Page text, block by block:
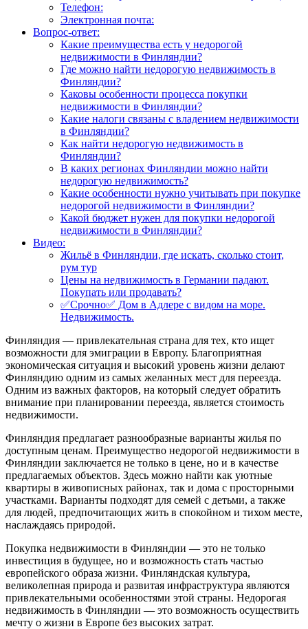
Телефон:
Электронная почта:
Вопрос-ответ:
Какие преимущества есть у недорогой
недвижимости в Финляндии?
Где можно найти недорогую недвижимость в
Финляндии?
Каковы особенности процесса покупки
недвижимости в Финляндии?
Какие налоги связаны с владением недвижимости
в Финляндии?
Как найти недорогую недвижимость в
Финляндии?
В каких регионах Финляндии можно найти
недорогую недвижимость?
Какие особенности нужно учитывать при покупке
недорогой недвижимости в Финляндии?
Какой бюджет нужен для покупки недорогой
недвижимости в Финляндии?
Видео:
Жильё в Финляндии, где искать, сколько стоит,
рум тур
Цены на недвижимость в Германии падают.
Покупать или продавать?
✅Срочно✅ Дом в Адлере с видом на море.
Недвижимость.
Финляндия — привлекательная страна для тех, кто ищет
возможности для эмиграции в Европу. Благоприятная
экономическая ситуация и высокий уровень жизни делают
Финляндию одним из самых желанных мест для переезда.
Одним из важных факторов, на который следует обратить
внимание при планировании переезда, является стоимость
недвижимости.
Финляндия предлагает разнообразные варианты жилья по
доступным ценам. Преимущество недорогой недвижимости в
Финляндии заключается не только в цене, но и в качестве
предлагаемых объектов. Здесь можно найти как уютные
квартиры в живописных районах, так и дома с просторными
участками. Варианты подходят для семей с детьми, а также
для людей, предпочитающих жить в спокойном и тихом месте,
наслаждаясь природой.
Покупка недвижимости в Финляндии — это не только
инвестиция в будущее, но и возможность стать частью
европейского образа жизни. Финляндская культура,
великолепная природа и развитая инфраструктура являются
привлекательными особенностями этой страны. Недорогая
недвижимость в Финляндии — это возможность осуществить
мечту о жизни в Европе без высоких затрат.